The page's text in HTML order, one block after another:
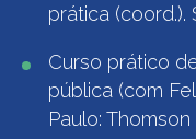
prática (coord.).
Curso prático
pública (com
Paulo: